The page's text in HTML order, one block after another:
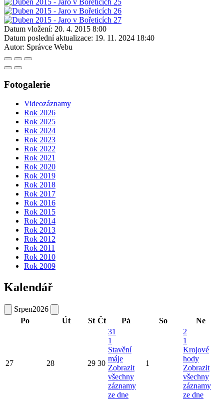
Datum vložení: 20. 4. 2015 8:00
Datum poslední aktualizace: 19. 11. 2024 18:40
Autor: Správce Webu
Fotogalerie
Videozáznamy
Rok 2026
Rok 2025
Rok 2024
Rok 2023
Rok 2022
Rok 2021
Rok 2020
Rok 2019
Rok 2018
Rok 2017
Rok 2016
Rok 2015
Rok 2014
Rok 2013
Rok 2012
Rok 2011
Rok 2010
Rok 2009
Kalendář
Srpen2026
Po
Út St Čt Pá So Ne
27 28 29 30
31
1
Stavění
máje
Zobrazit
všechny
záznamy
ze dne
1
2
1
Krojové
hody
Zobrazit
všechny
záznamy
ze dne